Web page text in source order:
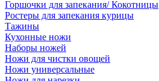
Горшочки для запекания/ Кокотницы
Ростеры для запекания курицы
Тажины
Кухонные ножи
Наборы ножей
Ножи для чистки овощей
Ножи универсальные